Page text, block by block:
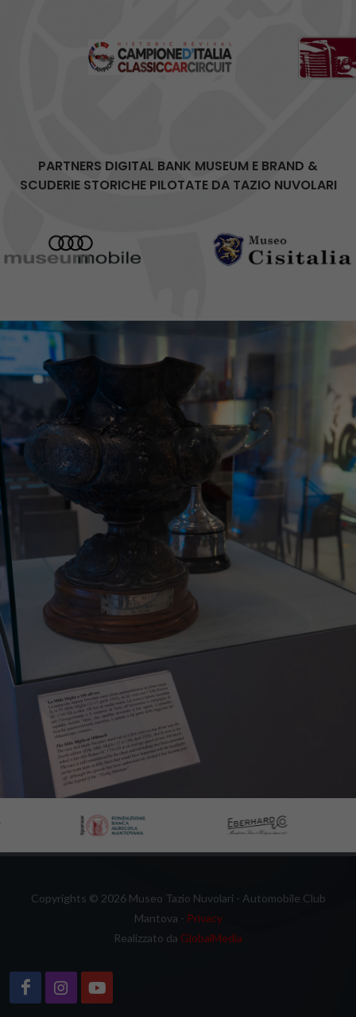
PARTNERS DIGITAL BANK MUSEUM E BRAND &
SCUDERIE STORICHE PILOTATE DA TAZIO NUVOLARI
Copyrights © 2026 Museo Tazio Nuvolari - Automobile Club
Mantova - Privacy
Realizzato da GlobalMedia